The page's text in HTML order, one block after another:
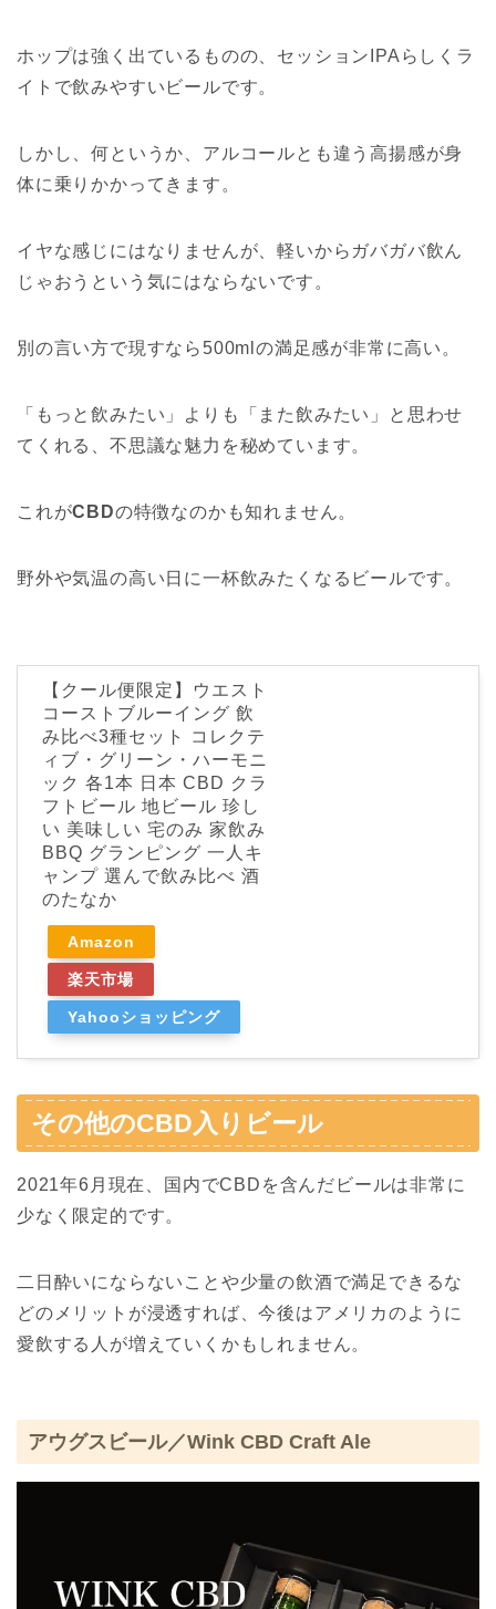
ホップは強く出ているものの、セッションIPAらしくラ
イトで飲みやすいビールです。
しかし、何というか、アルコールとも違う高揚感が身
体に乗りかかってきます。
イヤな感じにはなりませんが、軽いからガバガバ飲ん
じゃおうという気にはならないです。
別の言い方で現すなら500mlの満足感が非常に高い。
「もっと飲みたい」よりも「また飲みたい」と思わせ
てくれる、不思議な魅力を秘めています。
これがCBDの特徴なのかも知れません。
野外や気温の高い日に一杯飲みたくなるビールです。
【クール便限定】ウエスト
コーストブルーイング 飲
み比べ3種セット コレクテ
ィブ・グリーン・ハーモニ
ック 各1本 日本 CBD クラ
フトビール 地ビール 珍し
い 美味しい 宅のみ 家飲み
BBQ グランピング 一人キ
ャンプ 選んで飲み比べ 酒
のたなか
Amazon
楽天市場
Yahooショッピング
その他のCBD入りビール
2021年6月現在、国内でCBDを含んだビールは非常に
少なく限定的です。
二日酔いにならないことや少量の飲酒で満足できるな
どのメリットが浸透すれば、今後はアメリカのように
愛飲する人が増えていくかもしれません。
アウグスビール／Wink CBD Craft Ale